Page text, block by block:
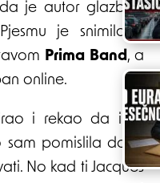
je autor glazbe i
je snimila u
Prima Band, a
online.
i rekao da ima
sam pomislila da je
No kad ti Jacques